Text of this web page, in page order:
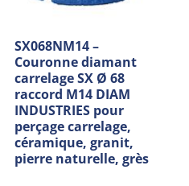
SX068NM14 –
Couronne diamant
carrelage SX Ø 68
raccord M14 DIAM
INDUSTRIES pour
perçage carrelage,
céramique, granit,
pierre naturelle, grès